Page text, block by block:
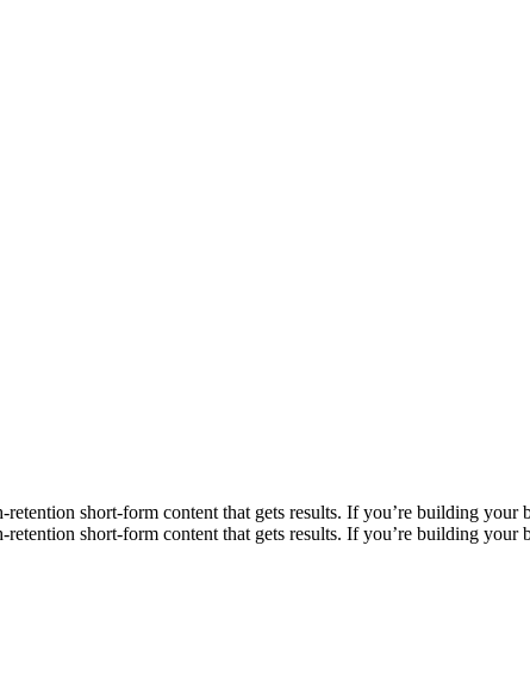
short-form content that gets results. If you’re building
short-form content that gets results. If you’re building your